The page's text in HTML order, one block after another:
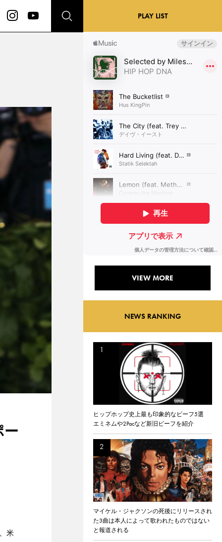
ー
米
PLAY LIST
VIEW MORE
NEWS RANKING
ヒップホップ史上最も印象的なビーフ5選
エミネムや2Pacなど新旧ビーフを紹介
マイケル・ジャクソンの死後にリリースされ
た3曲は本人によって歌われたものではない
と報道される